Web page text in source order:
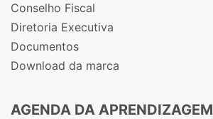
Conselho Fiscal
Diretoria Executiva
Documentos
Download da marca
AGENDA DA APRENDIZAGEM